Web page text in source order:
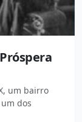
um bairro
dos